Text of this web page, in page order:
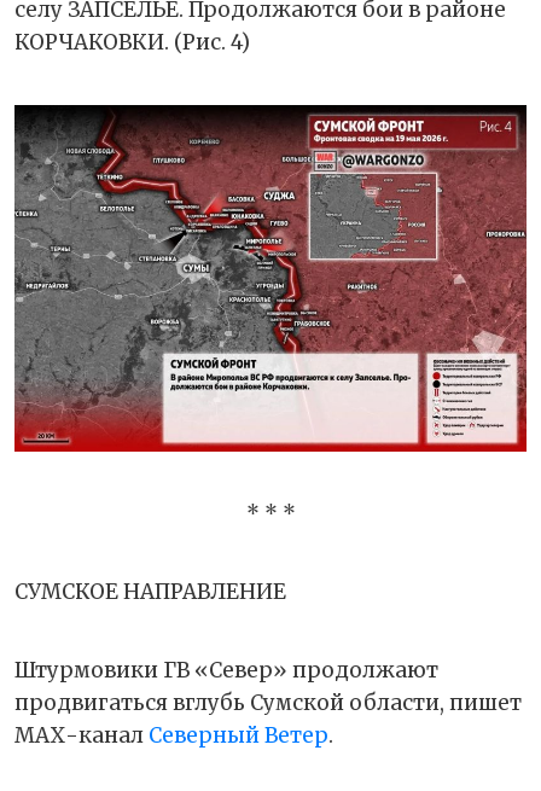
селу ЗАПСЕЛЬЕ. Продолжаются бои в районе
КОРЧАКОВКИ. (Рис. 4)
* * *
СУМСКОЕ НАПРАВЛЕНИЕ
Штурмовики ГВ «Север» продолжают
продвигаться вглубь Сумской области, пишет
МАХ-канал Северный Ветер.